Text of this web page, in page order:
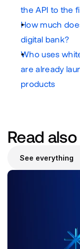
the API to the
How much
digital bank?
Who uses
are already
products
Read also
See everything